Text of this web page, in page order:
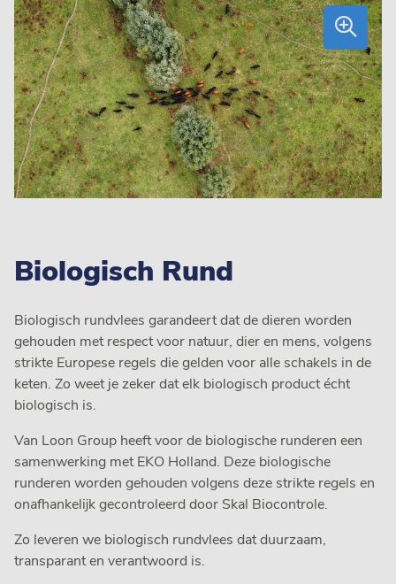
Biologisch Rund
Biologisch rundvlees garandeert dat de dieren worden
gehouden met respect voor natuur, dier en mens, volgens
strikte Europese regels die gelden voor alle schakels in de
keten. Zo weet je zeker dat elk biologisch product écht
biologisch is.
Van Loon Group heeft voor de biologische runderen een
samenwerking met EKO Holland. Deze biologische
runderen worden gehouden volgens deze strikte regels en
onafhankelijk gecontroleerd door Skal Biocontrole.
Zo leveren we biologisch rundvlees dat duurzaam,
transparant en verantwoord is.